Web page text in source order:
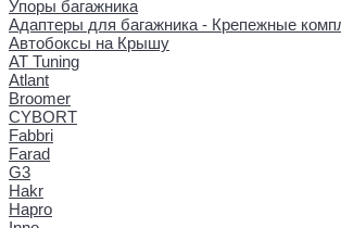
Упоры багажника
Адаптеры для багажника - Крепежные
Автобоксы на Крышу
AT Tuning
Atlant
Broomer
CYBORT
Fabbri
Farad
G3
Hakr
Hapro